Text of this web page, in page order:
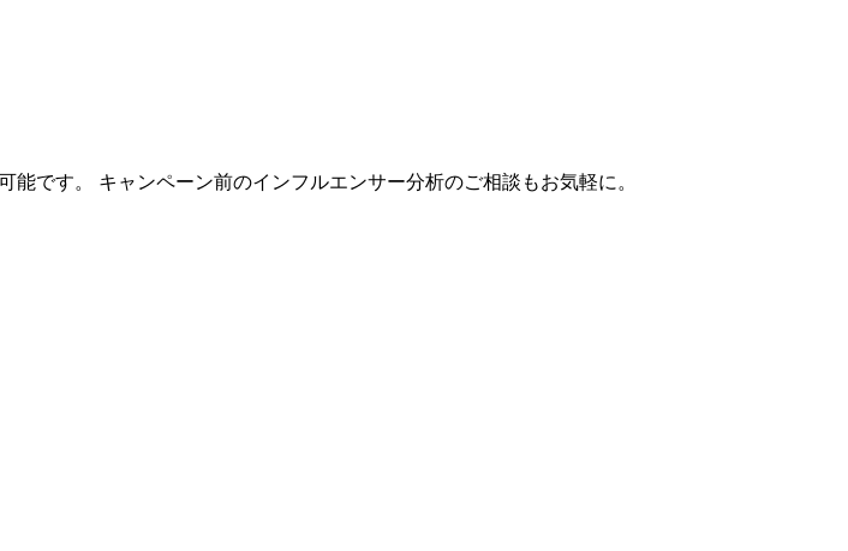
です。 キャンペーン前のインフルエンサー分析のご相談もお気軽に。